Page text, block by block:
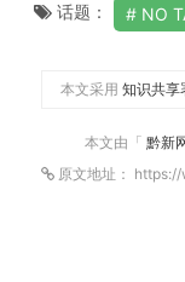
话题： NO
本文采用 知识共享
本文由「 黔新
原文地址：